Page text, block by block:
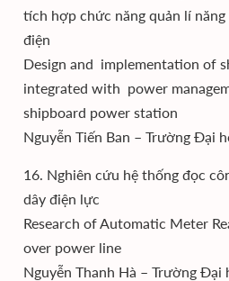
tích hợp chức năng quản lí
điện
Design and implementation of
integrated with power
shipboard power station
Nguyễn Tiến Ban – Trường Đại
16. Nghiên cứu hệ thống đọc
dây điện lực
Research of Automatic Meter
over power line
Nguyễn Thanh Hà – Trường Đại